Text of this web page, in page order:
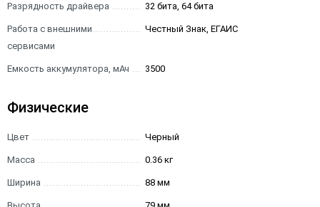
Разрядность драйвера 32 бита, 64 бита
Работа с внешними
сервисами
Честный Знак, ЕГАИС
Емкость аккумулятора, мАч 3500
Физические
Цвет Черный
Масса 0.36 кг
Ширина 88 мм